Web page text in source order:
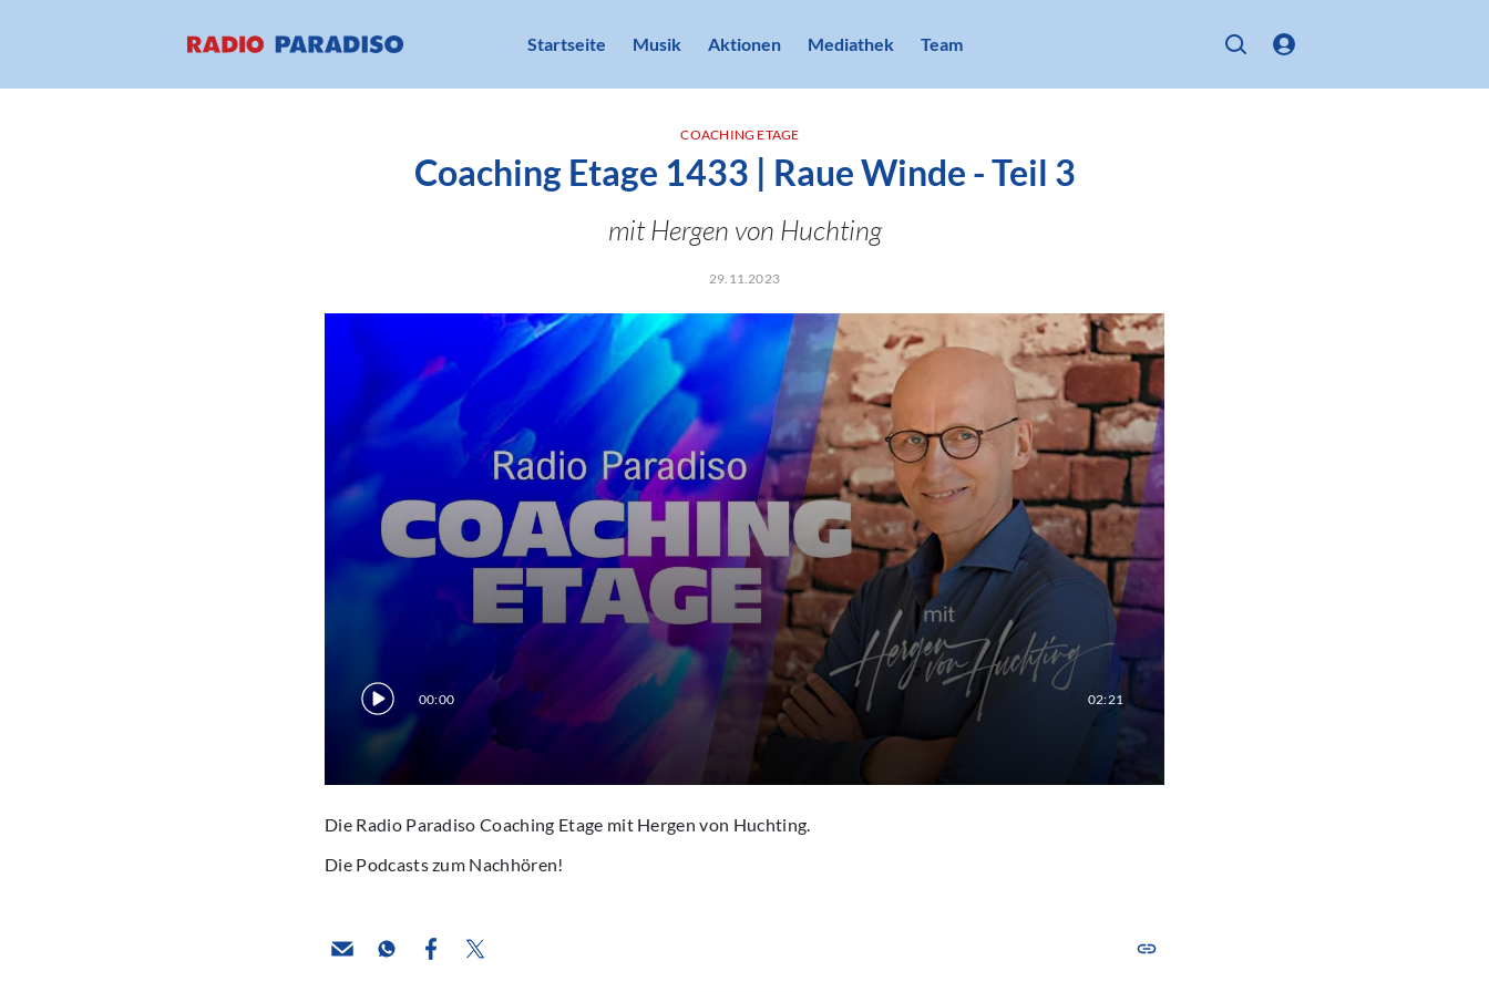
Startseite Musik Aktionen Mediathek Team
00:00 02:21
COACHING ETAGE
Coaching Etage 1433 | Raue Winde - Teil 3
mit Hergen von Huchting
29.11.2023
Die Radio Paradiso Coaching Etage mit Hergen von Huchting.
Die Podcasts zum Nachhören!